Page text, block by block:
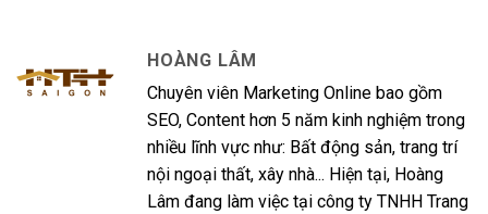
HOÀNG LÂM
Chuyên viên Marketing Online bao gồm
SEO, Content hơn 5 năm kinh nghiệm trong
nhiều lĩnh vực như: Bất động sản, trang trí
nội ngoại thất, xây nhà... Hiện tại, Hoàng
Lâm đang làm việc tại công ty TNHH Trang